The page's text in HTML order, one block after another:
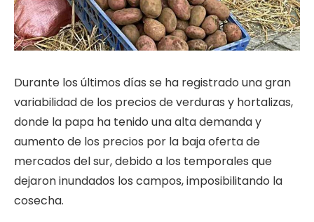
Durante los últimos días se ha registrado una gran
variabilidad de los precios de verduras y hortalizas,
donde la papa ha tenido una alta demanda y
aumento de los precios por la baja oferta de
mercados del sur, debido a los temporales que
dejaron inundados los campos, imposibilitando la
cosecha.